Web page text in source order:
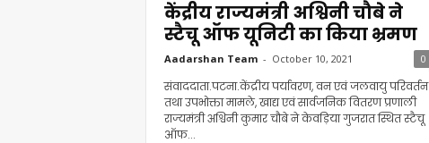
केंद्रीय राज्यमंत्री अश्विनी चौबे ने
स्टैचू ऑफ यूनिटी का किया भ्रमण
Aadarshan Team - October 10, 2021 0
संवाददाता.पटना.केंद्रीय पर्यावरण, वन एवं जलवायु परिवर्तन
तथा उपभोक्ता मामले, खाद्य एवं सार्वजनिक वितरण प्रणाली
राज्यमंत्री अश्विनी कुमार चौबे ने केवड़िया गुजरात स्थित स्टैचू
ऑफ...